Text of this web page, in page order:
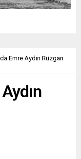
Emre Aydın Rüzgarı